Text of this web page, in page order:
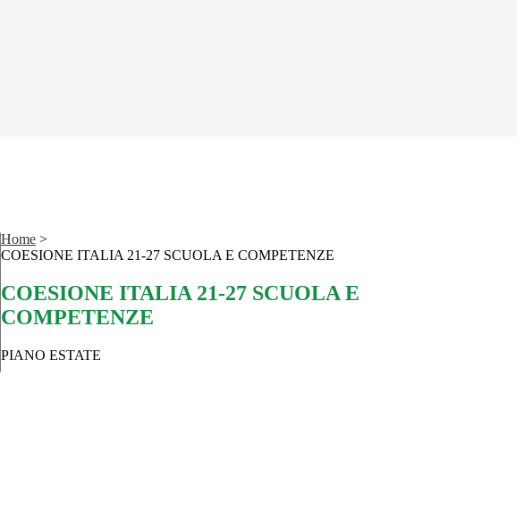
Home >
COESIONE ITALIA 21-27 SCUOLA E COMPETENZE
COESIONE ITALIA 21-27 SCUOLA E
COMPETENZE
PIANO ESTATE